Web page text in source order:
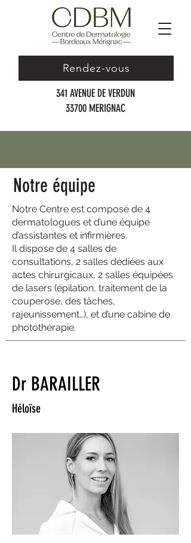
Rendez-vous
341 AVENUE DE VERDUN
33700 MERIGNAC
Notre équipe
Notre Centre est composé de 4
dermatologues et d’une équipe
d’assistantes et infirmières.
Il dispose de 4 salles de
consultations, 2 salles dédiées aux
actes chirurgicaux, 2 salles équipées
de lasers (épilation, traitement de la
couperose, des tâches,
rajeunissement…), et d’une cabine de
photothérapie.
Dr BARAILLER
Héloïse